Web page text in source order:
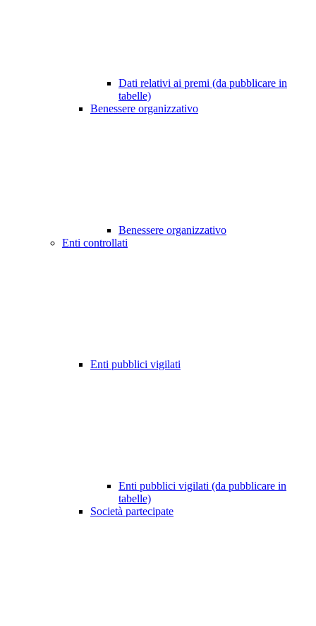
Dati relativi ai premi (da pubblicare in
tabelle)
Benessere organizzativo
Benessere organizzativo
Enti controllati
Enti pubblici vigilati
Enti pubblici vigilati (da pubblicare in
tabelle)
Società partecipate